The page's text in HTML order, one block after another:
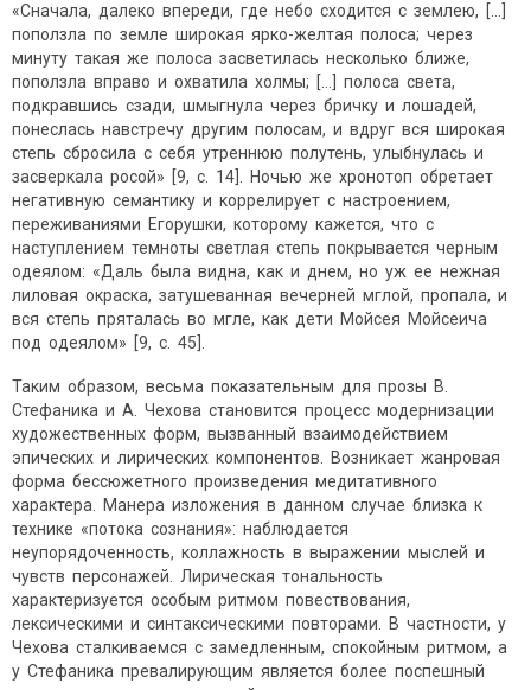
«Сначала, далеко впереди, где небо сходится с землею, [...]
поползла по земле широкая ярко-желтая полоса; через
минуту такая же полоса засветилась несколько ближе,
поползла вправо и охватила холмы; […] полоса света,
подкравшись сзади, шмыгнула через бричку и лошадей,
понеслась навстречу другим полосам, и вдруг вся широкая
степь сбросила с себя утреннюю полутень, улыбнулась и
засверкала росой» [9, с. 14]. Ночью же хронотоп обретает
негативную семантику и коррелирует с настроением,
переживаниями Егорушки, которому кажется, что с
наступлением темноты светлая степь покрывается черным
одеялом: «Даль была видна, как и днем, но уж ее нежная
лиловая окраска, затушеванная вечерней мглой, пропала, и
вся степь пряталась во мгле, как дети Мойсея Мойсеича
под одеялом» [9, с. 45].
Таким образом, весьма показательным для прозы В.
Стефаника и А. Чехова становится процесс модернизации
художественных форм, вызванный взаимодействием
эпических и лирических компонентов. Возникает жанровая
форма бессюжетного произведения медитативного
характера. Манера изложения в данном случае близка к
технике «потока сознания»: наблюдается
неупорядоченность, коллажность в выражении мыслей и
чувств персонажей. Лирическая тональность
характеризуется особым ритмом повествования,
лексическими и синтаксическими повторами. В частности, у
Чехова сталкиваемся с замедленным, спокойным ритмом, а
у Стефаника превалирующим является более поспешный